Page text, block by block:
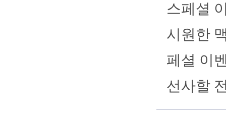
스페셜
시원한
페셜 이
선사할